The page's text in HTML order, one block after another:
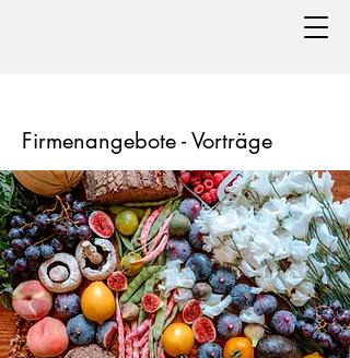
Firmenangebote - Vorträge